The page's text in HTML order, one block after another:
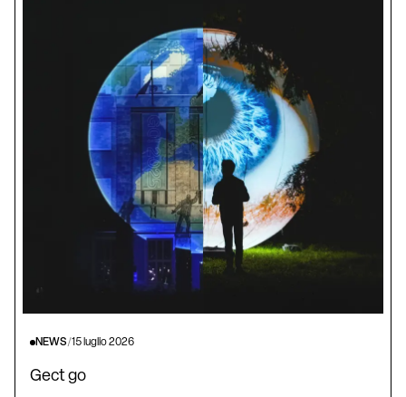
NEWS/15 luglio 2026
Gect go